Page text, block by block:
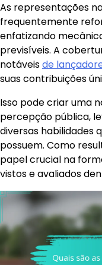
As representações
frequentemente
enfatizando
previsíveis. A
notáveisde
suas contribuições
Isso pode criar uma
percepção pública,
diversas habilidades
possuem. Como
papel crucial na
vistos e avaliados